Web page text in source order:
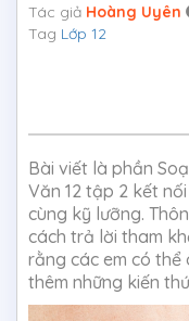
Tác giả Hoàng Uyên
Tag Lớp 12
Bài viết là phần
Văn 12 tập 2 kết
cùng kỹ lưỡng.
cách trả lời tham
rằng các em có thể
thêm những kiến